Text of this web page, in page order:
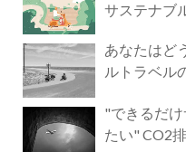
サステナブ
あなたはどう旅する？
ルトラベル
"できるだ
たい" CO2